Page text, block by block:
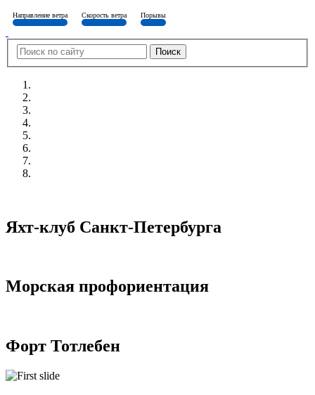
Направление ветра Скорость ветра Порывы
Яхт-клуб Санкт-Петербурга
Морская профориентация
Форт Тотлебен